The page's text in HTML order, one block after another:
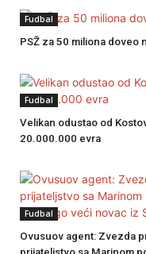
Fudbal
PSŽ za 50 miliona doveo
Fudbal
Velikan odustao od
20.000.000 evra
Fudbal
Ovusuov agent: Zvezda